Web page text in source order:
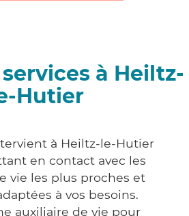
à Heiltz-
Hutier
à Heiltz-le-Hutier
en contact avec les
vie les plus proches et
à vos besoins.
auxiliaire de vie pour